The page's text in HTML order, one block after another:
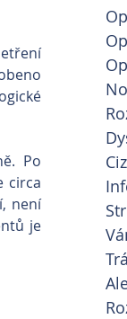
Po
circa
není
je